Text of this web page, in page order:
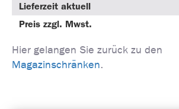
Lieferzeit aktuell
Preis zzgl. Mwst.
Hier gelangen Sie zurück zu den
Magazinschränken.